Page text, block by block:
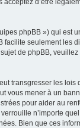
phpBB ») qui est
facilite seulement les
de phpBB, veuillez
transgresser les lois
vous mener à un
pour aider au
n’importe
Bien que ces